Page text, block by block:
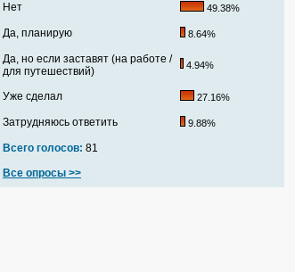
Нет
49.38%
Да, планирую 8.64%
Да, но если заставят (на работе /
для путешествий)
4.94%
Уже сделал 27.16%
Затрудняюсь ответить 9.88%
Всего голосов: 81
Все опросы >>